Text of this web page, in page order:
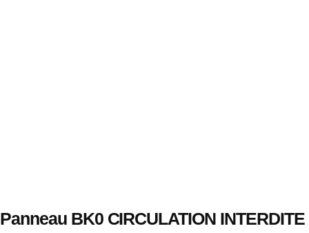
Panneau BK0 CIRCULATION